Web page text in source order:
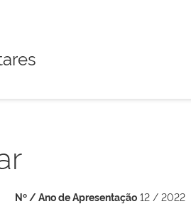
Nº / Ano de Apresentação 12 / 2022